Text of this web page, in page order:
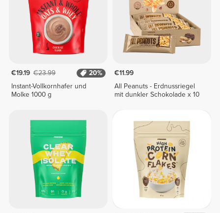
€19.19 €23.99
20%
Instant-Vollkornhafer und
Molke 1000 g
€11.99
All Peanuts - Erdnussriegel
mit dunkler Schokolade x 10